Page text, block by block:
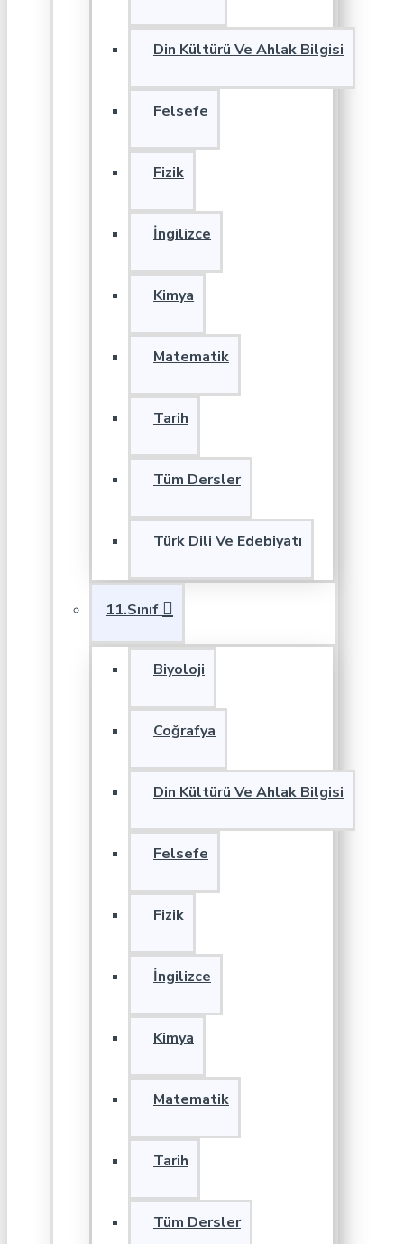
Din Kültürü Ve Ahlak Bilgisi
Felsefe
Fizik
İngilizce
Kimya
Matematik
Tarih
Tüm Dersler
Türk Dili Ve Edebiyatı
11.Sınıf
Biyoloji
Coğrafya
Din Kültürü Ve Ahlak Bilgisi
Felsefe
Fizik
İngilizce
Kimya
Matematik
Tarih
Tüm Dersler